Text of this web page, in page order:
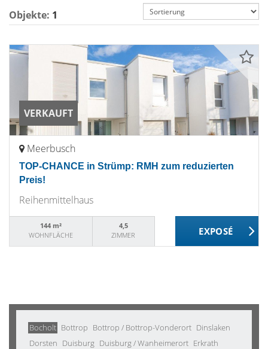
Objekte: 1
VERKAUFT
Meerbusch
TOP-CHANCE in Strümp: RMH zum reduzierten
Preis!
Reihenmittelhaus
144 m²
WOHNFLÄCHE
4,5
ZIMMER
Bocholt Bottrop Bottrop / Bottrop-Vonderort Dinslaken
Dorsten Duisburg Duisburg / Wanheimerort Erkrath